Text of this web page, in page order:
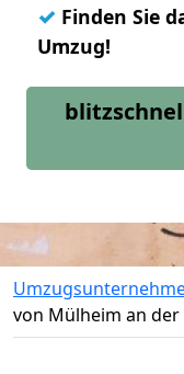
✓ Finden Sie
Umzug!
von Mülheim an